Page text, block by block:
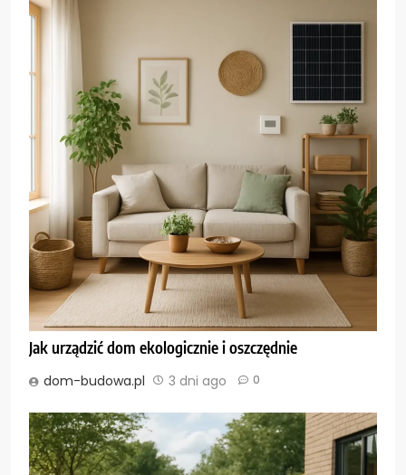
Jak urządzić dom ekologicznie i oszczędnie
dom-budowa.pl 3 dni ago 0